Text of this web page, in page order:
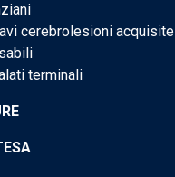
cerebrolesioni acquisite
terminali